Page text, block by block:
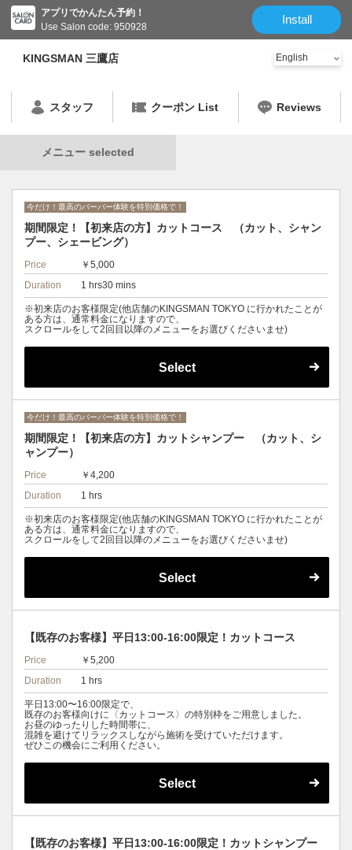
アプリでかんたん予約！
Use Salon code: 950928
Install
KINGSMAN 三鷹店
スタッフ クーポン List Reviews
メニュー selected
今だけ！最高のバーバー体験を特別価格で！
期間限定！【初来店の方】カットコース （カット、シャン
プー、シェービング）
Price
￥5,000
Duration
1 hrs30 mins
※初来店のお客様限定(他店舗のKINGSMAN TOKYO に行かれたことが
ある方は、通常料金になりますので、
スクロールをして2回目以降のメニューをお選びくださいませ)
Select
今だけ！最高のバーバー体験を特別価格で！
期間限定！【初来店の方】カットシャンプー （カット、シ
ャンプー）
Price
￥4,200
Duration
1 hrs
※初来店のお客様限定(他店舗のKINGSMAN TOKYO に行かれたことが
ある方は、通常料金になりますので、
スクロールをして2回目以降のメニューをお選びくださいませ)
Select
【既存のお客様】平日13:00-16:00限定！カットコース
Price
￥5,200
Duration
1 hrs
平日13:00〜16:00限定で、
既存のお客様向けに〈カットコース〉の特別枠をご用意しました。
お昼のゆったりした時間帯に、
混雑を避けてリラックスしながら施術を受けていただけます。
ぜひこの機会にご利用ください。
Select
【既存のお客様】平日13:00-16:00限定！カットシャンプー